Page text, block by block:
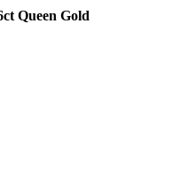
Queen Gold